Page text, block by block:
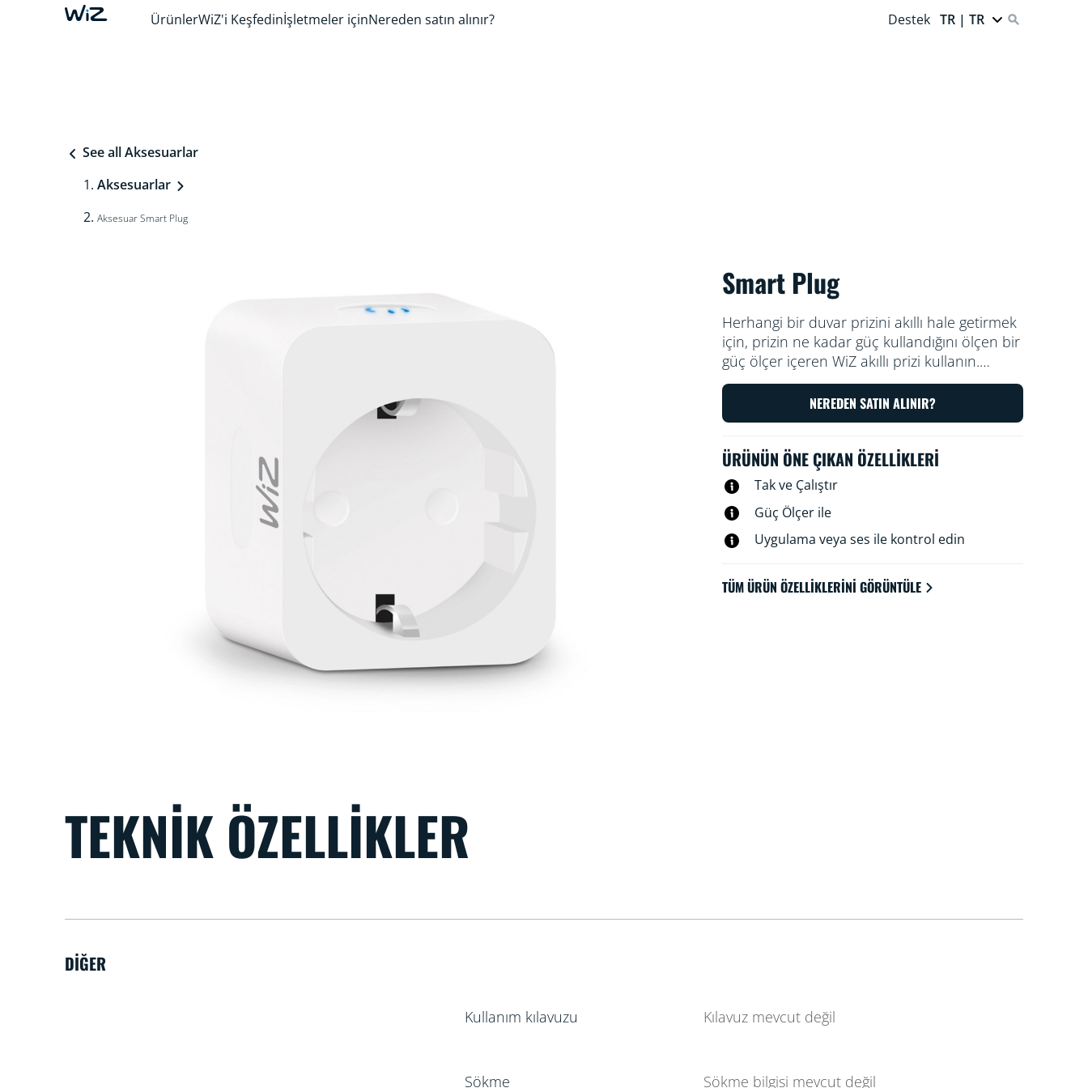
ÜrünlerWiZ'i Keşfedinİşletmeler içinNereden satın alınır? Destek TR | TR
See all Aksesuarlar
Aksesuarlar
Aksesuar Smart Plug
Smart Plug
Herhangi bir duvar prizini akıllı hale getirmek
için, prizin ne kadar güç kullandığını ölçen bir
güç ölçer içeren WiZ akıllı prizi kullanın.
Prizinizi WiZ uygulamasıyla veya sesinizle
kontrol edin: Örneğin, en sevdiğiniz
geleneksel lambanızı bir dokunuşla açıp
NEREDEN SATIN ALINIR?
ÜRÜNÜN ÖNE ÇIKAN ÖZELLIKLERI
Tak ve Çalıştır
Güç Ölçer ile
Uygulama veya ses ile kontrol edin
TÜM ÜRÜN ÖZELLIKLERINI GÖRÜNTÜLE
TEKNIK ÖZELLIKLER
DIĞER
Kullanım kılavuzu Kılavuz mevcut değil
Sökme Sökme bilgisi mevcut değil